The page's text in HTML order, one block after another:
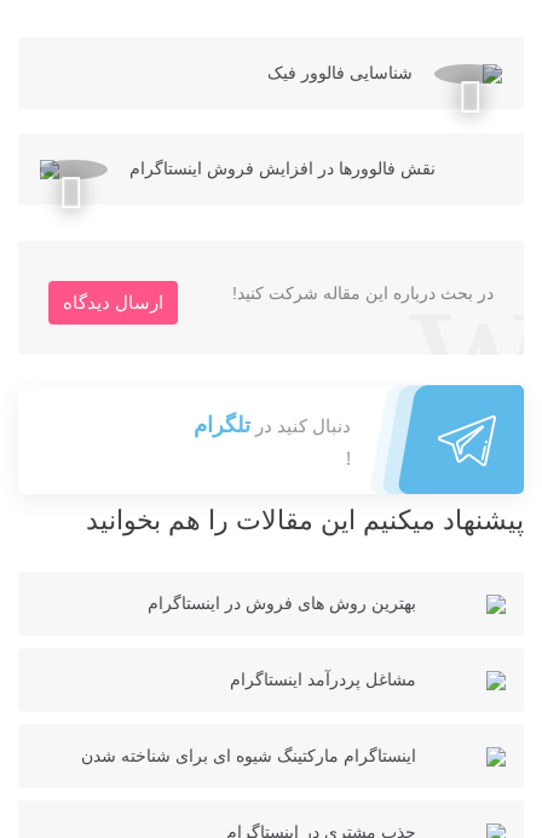
شناسایی فالوور فیک
نقش فالوورها در افزایش فروش اینستاگرام
در بحث درباره این مقاله شرکت کنید! ارسال دیدگاه
دنبال کنید در تلگرام
!
پیشنهاد میکنیم این مقالات را هم بخوانید
بهترین روش های فروش در اینستاگرام
مشاغل پردرآمد اینستاگرام
اینستاگرام مارکتینگ شیوه ای برای شناخته شدن
جذب مشتری در اینستاگرام